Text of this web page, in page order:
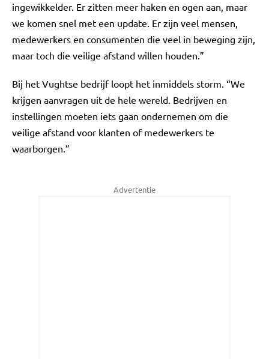
ingewikkelder. Er zitten meer haken en ogen aan, maar
we komen snel met een update. Er zijn veel mensen,
medewerkers en consumenten die veel in beweging zijn,
maar toch die veilige afstand willen houden.”
Bij het Vughtse bedrijf loopt het inmiddels storm. “We
krijgen aanvragen uit de hele wereld. Bedrijven en
instellingen moeten iets gaan ondernemen om die
veilige afstand voor klanten of medewerkers te
waarborgen.”
Advertentie